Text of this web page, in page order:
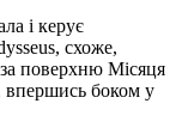
і керує
схоже,
поверхню Місяця
впершись боком у